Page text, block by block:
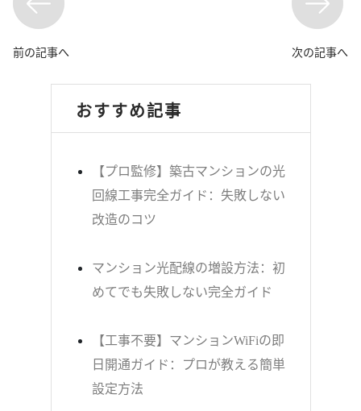
前の記事へ 次の記事へ
おすすめ記事
【プロ監修】築古マンションの光
回線工事完全ガイド：失敗しない
改造のコツ
マンション光配線の増設方法：初
めてでも失敗しない完全ガイド
【工事不要】マンションWiFiの即
日開通ガイド：プロが教える簡単
設定方法